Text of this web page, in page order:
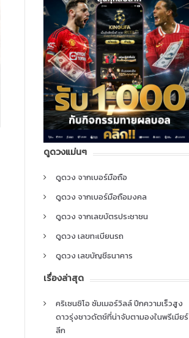
ดูดวงแม่นๆ
ดูดวง จากเบอร์มือถือ
ดูดวง จากเบอร์มือถือมงคล
ดูดวง จากเลขบัตรประชาชน
ดูดวง เลขทะเบียนรถ
ดูดวง เลขบัญชีธนาคาร
เรื่องล่าสุด
คริเซนซิโอ ซัมเมอร์วิลล์ ปีกความเร็วสูง
ดาวรุ่งชาวดัตช์ที่น่าจับตามองในพรีเมียร์
ลีก